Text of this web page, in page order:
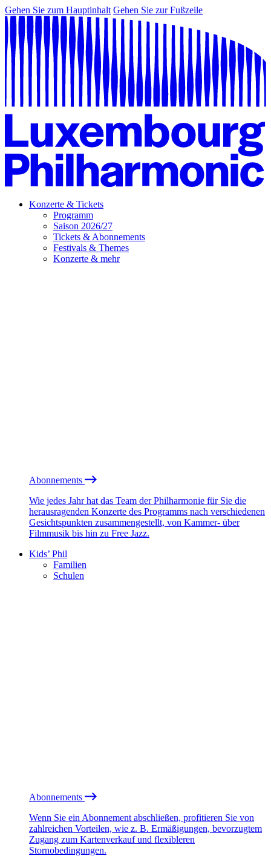
Gehen Sie zum Hauptinhalt Gehen Sie zur Fußzeile
Konzerte & Tickets
Programm
Saison 2026/27
Tickets & Abonnements
Festivals & Themes
Konzerte & mehr
Abonnements
Wie jedes Jahr hat das Team der Philharmonie für Sie die
herausragenden Konzerte des Programms nach verschiedenen
Gesichtspunkten zusammengestellt, von Kammer- über
Filmmusik bis hin zu Free Jazz.
Kids’ Phil
Familien
Schulen
Abonnements
Wenn Sie ein Abonnement abschließen, profitieren Sie von
zahlreichen Vorteilen, wie z. B. Ermäßigungen, bevorzugtem
Zugang zum Kartenverkauf und flexibleren
Stornobedingungen.